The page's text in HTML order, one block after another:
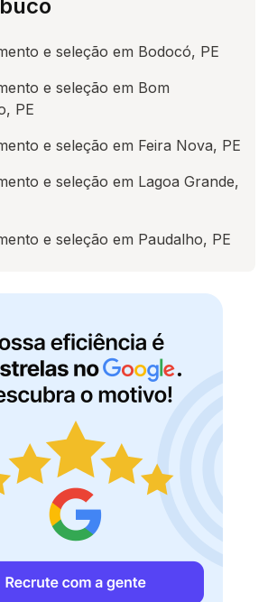
e seleção em Bodocó, PE
e seleção em Bom
PE
e seleção em Feira Nova, PE
e seleção em Lagoa Grande,
e seleção em Paudalho, PE